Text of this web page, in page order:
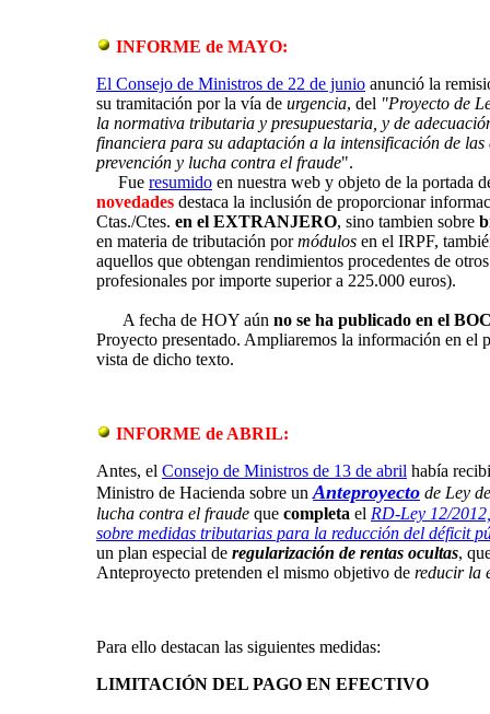
INFORME de MAYO:
El Consejo de Ministros de 22 de junio anunció la
su tramitación por la vía de urgencia, del "Proyecto de
la normativa tributaria y presupuestaria, y de
financiera para su adaptación a la intensificación de las
prevención y lucha contra el fraude".
Fue resumido en nuestra web y objeto de la portada
novedades destaca la inclusión de proporcionar
Ctas./Ctes. en el EXTRANJERO, sino tambien sobre
en materia de tributación pormódulos en el IRPF,
aquellos que obtengan rendimientos procedentes de
profesionales por importe superior a 225.000 euros).
A fecha de HOY aún no se ha publicado en el
Proyecto presentado. Ampliaremos la información en el
vista de dicho texto.
INFORME deABRIL:
Antes, el Consejo de Ministros de 13 de abril había
Ministro de Hacienda sobre unAnteproyecto de Ley
lucha contra el fraude que completa el RD-Ley 12/
sobre medidas tributarias para la reducción del déficit
un plan especial de regularización de rentas ocultas,
Anteproyecto pretenden el mismo objetivo de reducir la
Para ello destacan las siguientes medidas:
LIMITACIÓN DEL PAGO EN EFECTIVO